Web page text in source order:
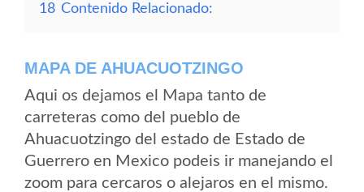
18 Contenido Relacionado:
MAPA DE AHUACUOTZINGO
Aqui os dejamos el Mapa tanto de
carreteras como del pueblo de
Ahuacuotzingo del estado de Estado de
Guerrero en Mexico podeis ir manejando el
zoom para cercaros o alejaros en el mismo.